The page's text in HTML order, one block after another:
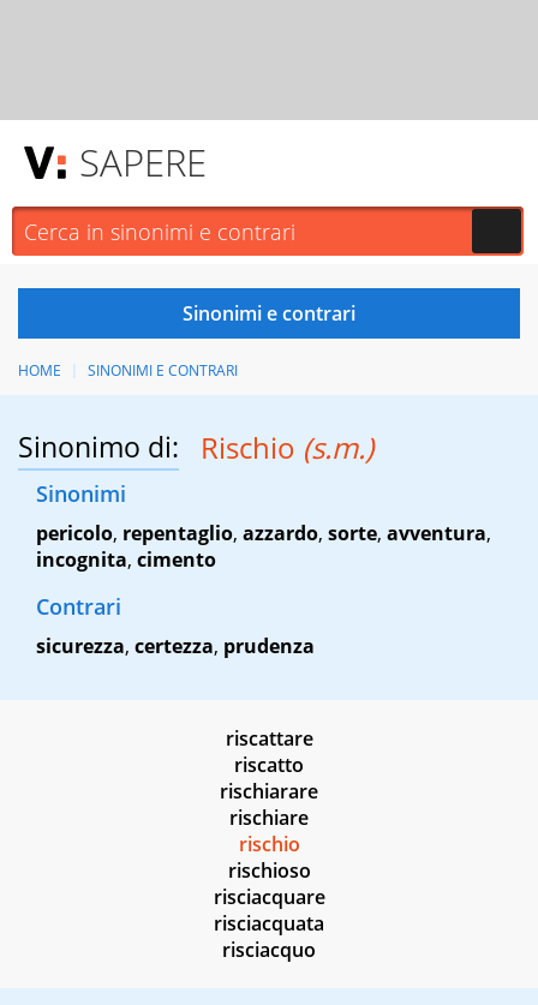
SAPERE
HOME SINONIMI E CONTRARI
Sinonimo di: Rischio (s.m.)
Sinonimi
pericolo, repentaglio, azzardo, sorte, avventura,
incognita, cimento
Contrari
sicurezza, certezza, prudenza
riscattare
riscatto
rischiarare
rischiare
rischio
rischioso
risciacquare
risciacquata
risciacquo